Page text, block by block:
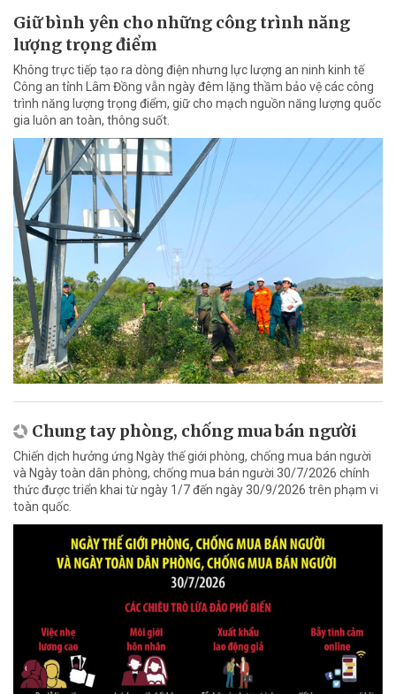
Giữ bình yên cho những công trình năng
lượng trọng điểm
Không trực tiếp tạo ra dòng điện nhưng lực lượng an ninh kinh tế
Công an tỉnh Lâm Đồng vẫn ngày đêm lặng thầm bảo vệ các công
trình năng lượng trọng điểm, giữ cho mạch nguồn năng lượng quốc
gia luôn an toàn, thông suốt.
Chung tay phòng, chống mua bán người
Chiến dịch hưởng ứng Ngày thế giới phòng, chống mua bán người
và Ngày toàn dân phòng, chống mua bán người 30/7/2026 chính
thức được triển khai từ ngày 1/7 đến ngày 30/9/2026 trên phạm vi
toàn quốc.